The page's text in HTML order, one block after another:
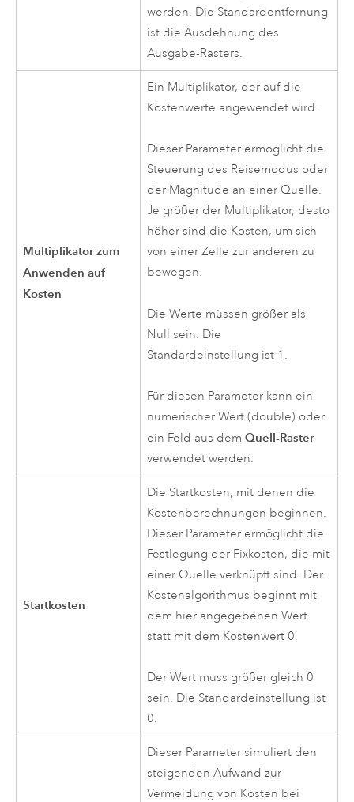
werden. Die Standardentfernung
ist die Ausdehnung des
Ausgabe-Rasters.
Multiplikator zum
Anwenden auf
Kosten
Ein Multiplikator, der auf die
Kostenwerte angewendet wird.
Dieser Parameter ermöglicht die
Steuerung des Reisemodus oder
der Magnitude an einer Quelle.
Je größer der Multiplikator, desto
höher sind die Kosten, um sich
von einer Zelle zur anderen zu
bewegen.
Die Werte müssen größer als
Null sein. Die
Standardeinstellung ist 1.
Für diesen Parameter kann ein
numerischer Wert (double) oder
ein Feld aus demQuell-Raster
verwendet werden.
Startkosten
Die Startkosten, mit denen die
Kostenberechnungen beginnen.
Dieser Parameter ermöglicht die
Festlegung der Fixkosten, die mit
einer Quelle verknüpft sind. Der
Kostenalgorithmus beginnt mit
dem hier angegebenen Wert
statt mit dem Kostenwert 0.
Der Wert muss größer gleich 0
sein. Die Standardeinstellung ist
0.
Dieser Parameter simuliert den
steigenden Aufwand zur
Vermeidung von Kosten bei